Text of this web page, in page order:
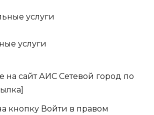
услуги
на сайт АИС Сетевой город по
кнопку Войти в правом